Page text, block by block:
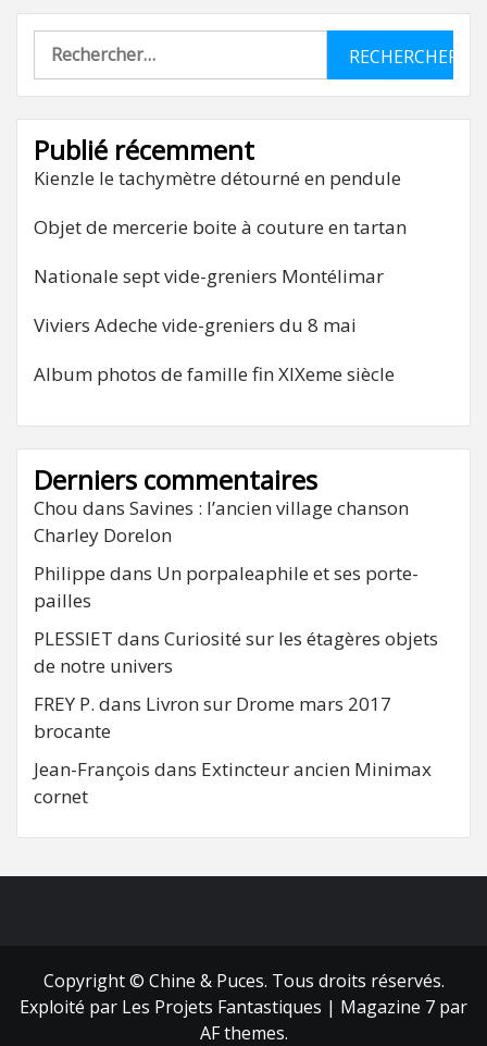
Rechercher :
Publié récemment
Kienzle le tachymètre détourné en pendule
Objet de mercerie boite à couture en tartan
Nationale sept vide-greniers Montélimar
Viviers Adeche vide-greniers du 8 mai
Album photos de famille fin XIXeme siècle
Derniers commentaires
Chou dans Savines : l’ancien village chanson
Charley Dorelon
Philippe dans Un porpaleaphile et ses porte-
pailles
PLESSIET dans Curiosité sur les étagères objets
de notre univers
FREY P. dans Livron sur Drome mars 2017
brocante
Jean-François dans Extincteur ancien Minimax
cornet
Copyright © Chine & Puces. Tous droits réservés.
Exploité par Les Projets Fantastiques | Magazine 7 par
AF themes.